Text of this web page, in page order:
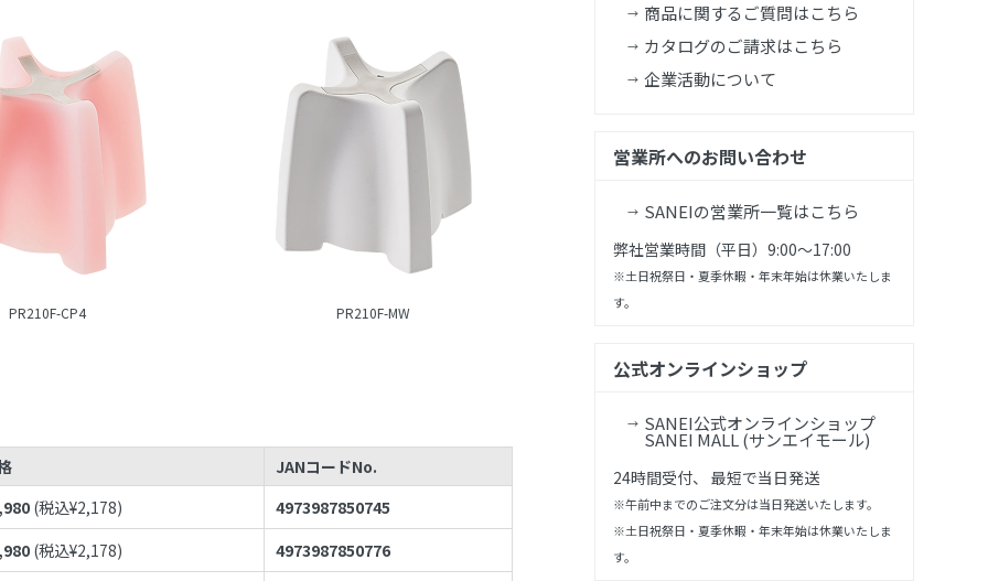
PR210F-CP4 PR210F-MW
JANコードNo.
(税込¥2,178)
4973987850745
(税込¥2,178)
4973987850776
商品に関するご質問はこちら
カタログのご請求はこちら
企業活動について
営業所へのお問い合わせ
SANEIの営業所一覧はこちら
弊社営業時間（平日）9:00～17:00
※土日祝祭日・夏季休暇・年末年始は休業いたしま
す。
公式オンラインショップ
SANEI公式オンラインショップ
SANEI MALL (サンエイモール)
24時間受付、 最短で当日発送
※午前中までのご注文分は当日発送いたします。
※土日祝祭日・夏季休暇・年末年始は休業いたしま
す。